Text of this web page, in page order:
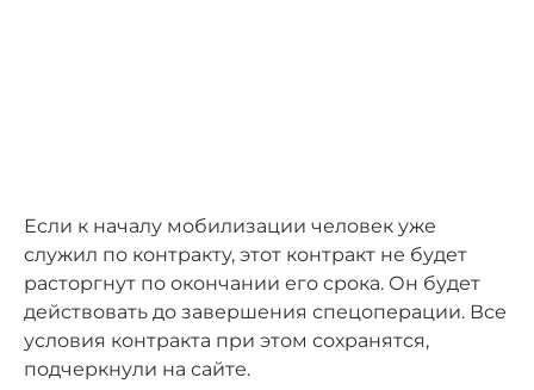
Если к началу мобилизации человек уже
служил по контракту, этот контракт не будет
расторгнут по окончании его срока. Он будет
действовать до завершения спецоперации. Все
условия контракта при этом сохранятся,
подчеркнули на сайте.